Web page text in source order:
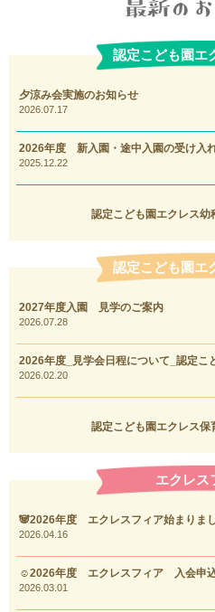
認定こども園エ
夕涼み会実施のお知らせ
2026.07.17
2026年度 新入園・途中入園の受け入
2025.12.22
認定こども園エクレス幼
認定こども園エ
2027年度入園 見学のご案内
2026.07.28
2026年度_見学会日程について_認定
2026.02.20
認定こども園エクレス保
エクレス
🐼2026年度 エクレスフィア始まりまし
2026.04.16
☺2026年度 エクレスフィア 入会申
2026.03.01